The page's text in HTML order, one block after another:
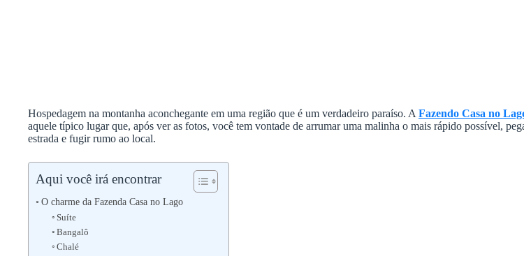
Hospedagem na montanha aconchegante em uma região que é um verdadeiro paraíso. A Fazendo Casa no
aquele típico lugar que, após ver as fotos, você tem vontade de arrumar uma malinha o mais rápido possível,
estrada e fugir rumo ao local.
Aqui você irá encontrar
O charme da Fazenda Casa no Lago
Suíte
Bangalô
Chalé